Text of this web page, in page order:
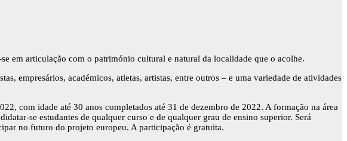
em articulação com o património cultural e natural da localidade que o acolhe.
empresários, académicos, atletas, artistas, entre outros – e uma variedade de atividades
com idade até 30 anos completados até 31 de dezembro de 2022. A formação na área
se estudantes de qualquer curso e de qualquer grau de ensino superior. Será
no futuro do projeto europeu. A participação é gratuita.